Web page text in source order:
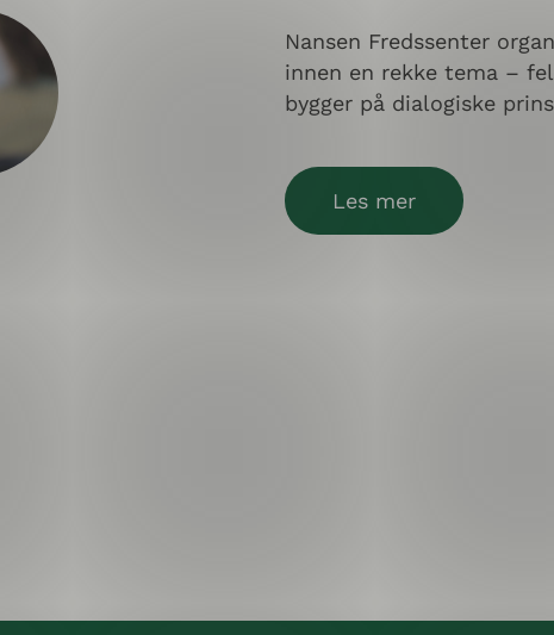
Nansen Fredssenter
innen en rekke tema –
bygger på dialogiske
Les mer